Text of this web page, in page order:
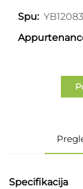
Spu:
Specifikacija